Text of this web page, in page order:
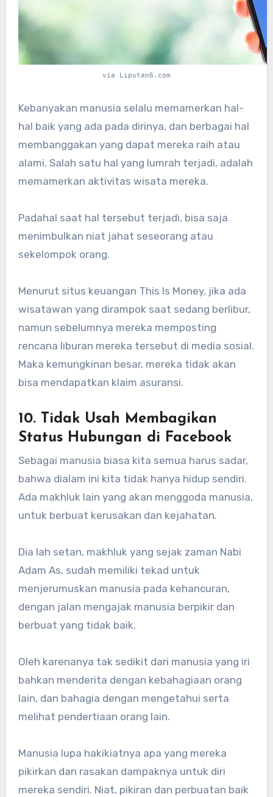
via Liputan6.com
Kebanyakan manusia selalu memamerkan hal-
hal baik yang ada pada dirinya, dan berbagai hal
membanggakan yang dapat mereka raih atau
alami. Salah satu hal yang lumrah terjadi, adalah
memamerkan aktivitas wisata mereka.
Padahal saat hal tersebut terjadi, bisa saja
menimbulkan niat jahat seseorang atau
sekelompok orang.
Menurut situs keuangan This Is Money, jika ada
wisatawan yang dirampok saat sedang berlibur,
namun sebelumnya mereka memposting
rencana liburan mereka tersebut di media sosial.
Maka kemungkinan besar, mereka tidak akan
bisa mendapatkan klaim asuransi.
10. Tidak Usah Membagikan
Status Hubungan di Facebook
Sebagai manusia biasa kita semua harus sadar,
bahwa dialam ini kita tidak hanya hidup sendiri.
Ada makhluk lain yang akan menggoda manusia,
untuk berbuat kerusakan dan kejahatan.
Dia lah setan, makhluk yang sejak zaman Nabi
Adam As. sudah memiliki tekad untuk
menjerumuskan manusia pada kehancuran,
dengan jalan mengajak manusia berpikir dan
berbuat yang tidak baik.
Oleh karenanya tak sedikit dari manusia yang iri
bahkan menderita dengan kebahagiaan orang
lain, dan bahagia dengan mengetahui serta
melihat pendertiaan orang lain.
Manusia lupa hakikiatnya apa yang mereka
pikirkan dan rasakan dampaknya untuk diri
mereka sendiri. Niat, pikiran dan perbuatan baik